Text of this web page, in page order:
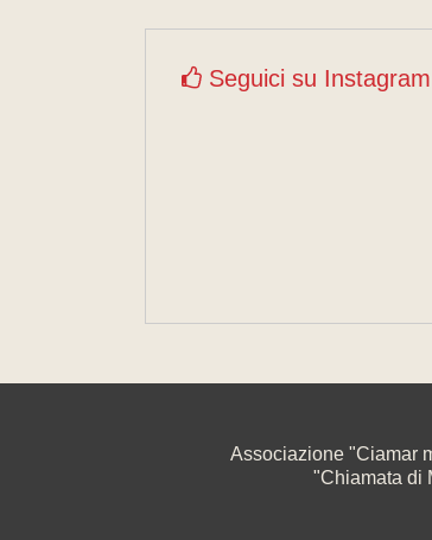
Seguici su
Associazione "Ciamar
"Chiamata di